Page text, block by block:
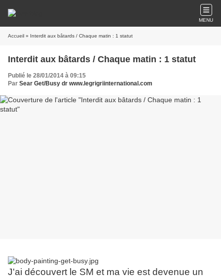
MENU
Accueil » Interdit aux bâtards / Chaque matin : 1 statut
Interdit aux bâtards / Chaque matin : 1 statut
Publié le 28/01/2014 à 09:15
Par Sear Get/Busy dr www.legrigriinternational.com
J'ai découvert le SM et ma vie est devenue un